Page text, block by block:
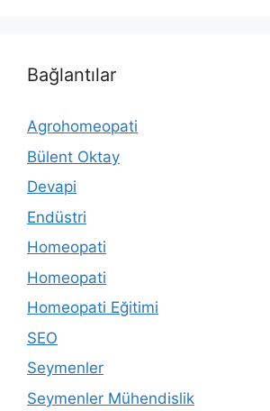
Bağlantılar
Agrohomeopati
Bülent Oktay
Devapi
Endüstri
Homeopati
Homeopati
Homeopati Eğitimi
SEO
Seymenler
Seymenler Mühendislik